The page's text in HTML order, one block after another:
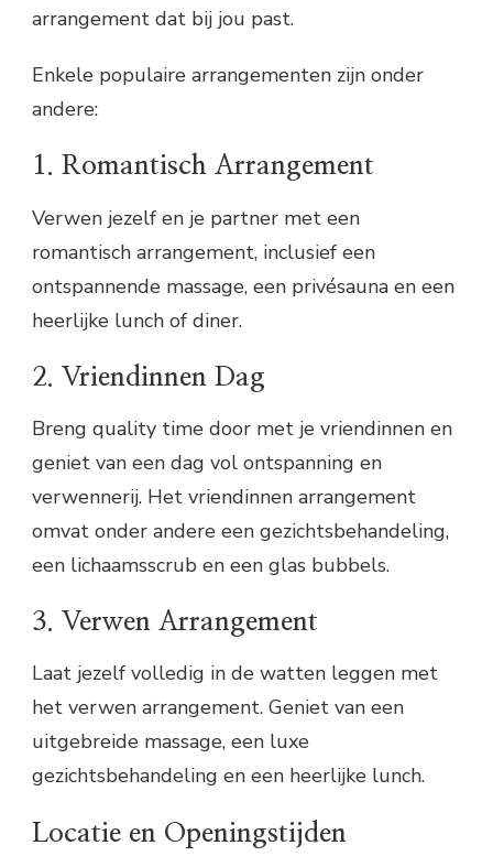
arrangement dat bij jou past.
Enkele populaire arrangementen zijn onder
andere:
1. Romantisch Arrangement
Verwen jezelf en je partner met een
romantisch arrangement, inclusief een
ontspannende massage, een privésauna en een
heerlijke lunch of diner.
2. Vriendinnen Dag
Breng quality time door met je vriendinnen en
geniet van een dag vol ontspanning en
verwennerij. Het vriendinnen arrangement
omvat onder andere een gezichtsbehandeling,
een lichaamsscrub en een glas bubbels.
3. Verwen Arrangement
Laat jezelf volledig in de watten leggen met
het verwen arrangement. Geniet van een
uitgebreide massage, een luxe
gezichtsbehandeling en een heerlijke lunch.
Locatie en Openingstijden